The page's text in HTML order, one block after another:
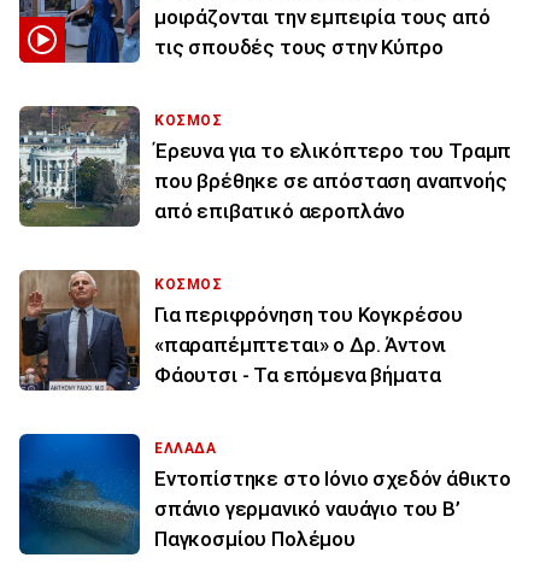
μοιράζονται την εμπειρία τους από
τις σπουδές τους στην Κύπρο
ΚΟΣΜΟΣ
Έρευνα για το ελικόπτερο του Τραμπ
που βρέθηκε σε απόσταση αναπνοής
από επιβατικό αεροπλάνο
ΚΟΣΜΟΣ
Για περιφρόνηση του Κογκρέσου
«παραπέμπτεται» ο Δρ. Άντονι
Φάουτσι - Τα επόμενα βήματα
ΕΛΛΑΔΑ
Εντοπίστηκε στο Ιόνιο σχεδόν άθικτο
σπάνιο γερμανικό ναυάγιο του Β’
Παγκοσμίου Πολέμου